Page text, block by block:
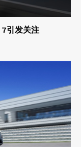
引发关注